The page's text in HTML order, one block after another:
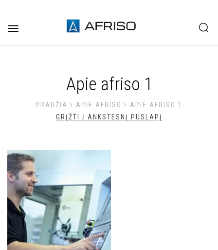
Toggle
Apie afriso 1
PRADŽIA APIE AFRISO
APIE AFRISO 1
GRĮŽTI Į ANKSTESNĮ PUSLAPĮ